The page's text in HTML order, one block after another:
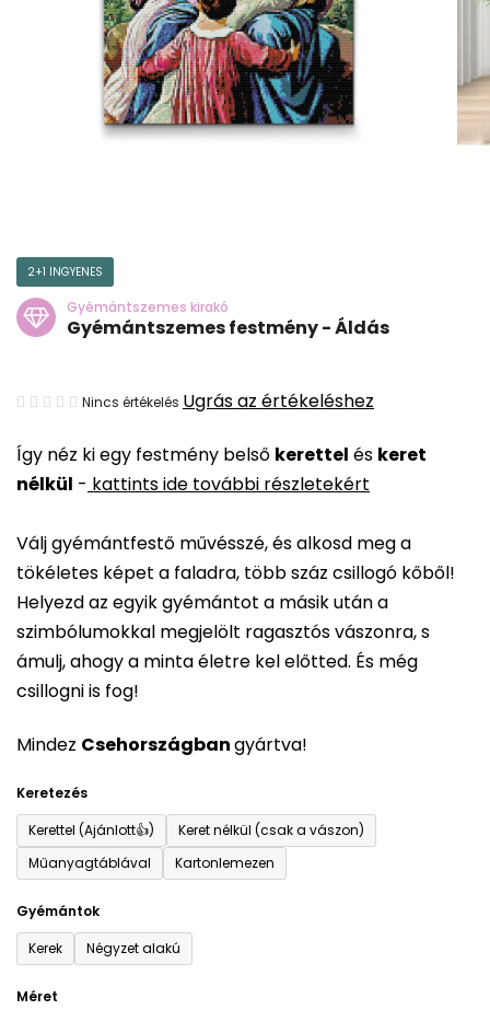
Így néz ki egy festmény belső kerettel és keret
nélkül - kattints ide további részletekért
Válj gyémántfestő művésszé, és alkosd meg a
tökéletes képet a faladra, több száz csillogó kőből!
Helyezd az egyik gyémántot a másik után a
szimbólumokkal megjelölt ragasztós vászonra, s
ámulj, ahogy a minta életre kel előtted. És még
csillogni is fog!
Mindez Csehországbangyártva!
Keretezés
Kerettel (Ajánlott👍)
Keret nélkül (csak a vászon)
Műanyagtáblával
Kartonlemezen
Gyémántok
Kerek
Négyzet alakú
Méret
2+1 INGYENES
Gyémántszemes kirakó
Gyémántszemes festmény - Áldás
A
átlagos
értékelése
ből
0,0
csillag.
Nincs értékelés Ugrás az értékeléshez